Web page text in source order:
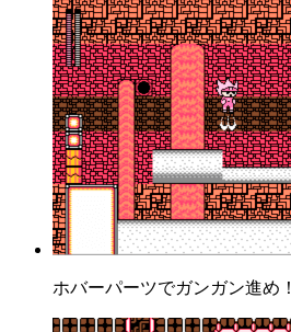
ホバーパーツでガンガン進め！